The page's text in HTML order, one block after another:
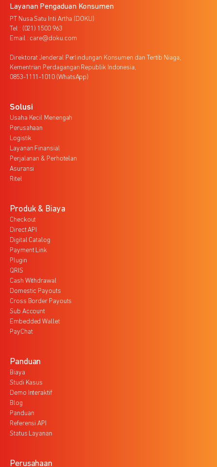
Layanan Pengaduan Konsumen
PT Nusa Satu Inti Artha (DOKU)
Tel : (021) 1500 963
Email : care@doku.com
Direktorat Jenderal Perlindungan Konsumen dan Tertib Niaga,
Kementrian Perdagangan Republik Indonesia,
0853-1111-1010 (WhatsApp)
Solusi
Usaha Kecil Menengah
Perusahaan
Logistik
Layanan Finansial
Perjalanan & Perhotelan
Asuransi
Ritel
Produk & Biaya
Checkout
Direct API
Digital Catalog
Payment Link
Plugin
QRIS
Cash Withdrawal
Domestic Payouts
Cross Border Payouts
Sub Account
Embedded Wallet
PayChat
Panduan
Biaya
Studi Kasus
Demo Interaktif
Blog
Panduan
Referensi API
Status Layanan
Perusahaan